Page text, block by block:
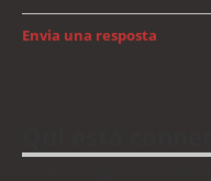
Envia una resposta